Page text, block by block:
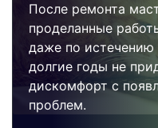
После ремонта
проделанные
даже по
долгие годы не
дискомфорт с
проблем.